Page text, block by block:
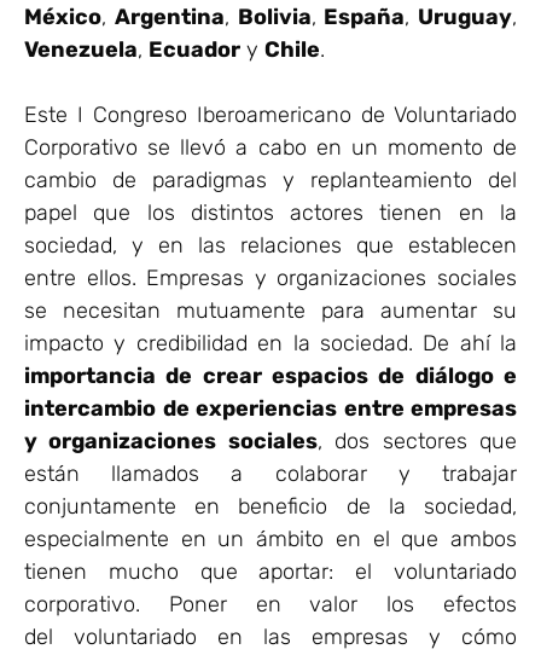
México, Argentina, Bolivia, España, Uruguay,
Venezuela, Ecuador y Chile.
Este I Congreso Iberoamericano de Voluntariado
Corporativo se llevó a cabo en un momento de
cambio de paradigmas y replanteamiento del
papel que los distintos actores tienen en la
sociedad, y en las relaciones que establecen
entre ellos. Empresas y organizaciones sociales
se necesitan mutuamente para aumentar su
impacto y credibilidad en la sociedad. De ahí la
importancia de crear espacios de diálogo e
intercambio de experiencias entre empresas
y organizaciones sociales, dos sectores que
están llamados a colaborar y trabajar
conjuntamente en beneficio de la sociedad,
especialmente en un ámbito en el que ambos
tienen mucho que aportar: el voluntariado
corporativo. Poner en valor los efectos
del voluntariado en las empresas y cómo